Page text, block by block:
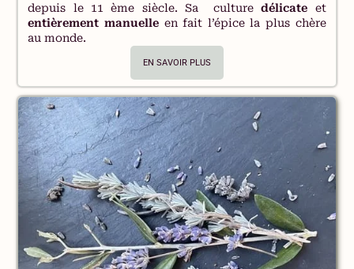
depuis le 11 ème siècle. Sa culturedélicate et
entièrement manuelle en fait l’épice la plus chère
au monde.
EN SAVOIR PLUS